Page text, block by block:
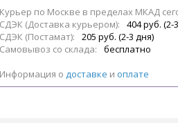
Курьер по Москве в пределах МКАД
СДЭК (Доставка курьером):
404 руб. (2-
СДЭК (Постамат):
205 руб. (2-3 дня)
Самовывоз со склада:
бесплатно
Информация о доставке и оплате